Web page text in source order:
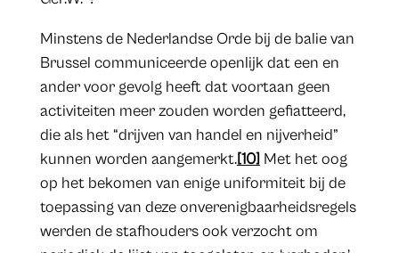
Minstens de Nederlandse Orde bij de balie van
Brussel communiceerde openlijk dat een en
ander voor gevolg heeft dat voortaan geen
activiteiten meer zouden worden gefiatteerd,
die als het “drijven van handel en nijverheid”
kunnen worden aangemerkt.[10] Met het oog
op het bekomen van enige uniformiteit bij de
toepassing van deze onverenigbaarheidsregels
werden de stafhouders ook verzocht om